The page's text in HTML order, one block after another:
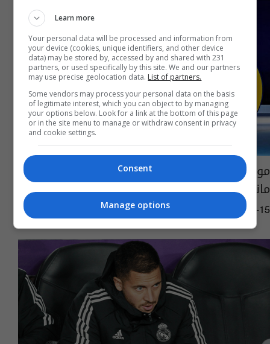
مواجهة الأربعاء.. قائمة ريال مدريد أمام
مانشستر سيتي
12:35 | 2023-05-15
Learn more
Your personal data will be processed and information from
your device (cookies, unique identifiers, and other device
data) may be stored by, accessed by and shared with 231
partners, or used specifically by this site. We and our partners
may use precise geolocation data. List of partners.
Some vendors may process your personal data on the basis
of legitimate interest, which you can object to by managing
your options below. Look for a link at the bottom of this page
or in the site menu to manage or withdraw consent in privacy
and cookie settings.
Consent
Manage options